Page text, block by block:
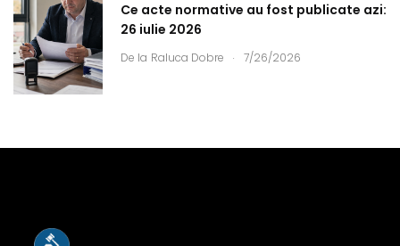
Ce acte normative au fost publicate azi:
26 iulie 2026
De la Raluca Dobre . 7/26/2026